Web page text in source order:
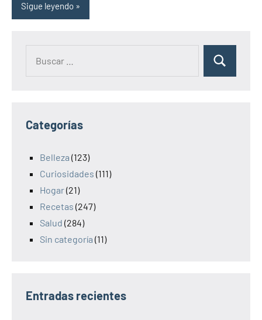
Sigue leyendo
Categorías
Belleza (123)
Curiosidades (111)
Hogar(21)
Recetas (247)
Salud (284)
Sin categoría (11)
Entradas recientes